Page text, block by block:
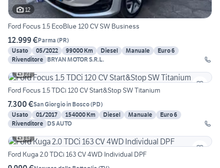
12
Ford Focus 1.5 EcoBlue 120 CV SW Business
12.999 €Parma (PR)
Usato
05/2022 99000 Km Diesel Manuale
Euro 6
Rivenditore BRYAN MOTOR S.R.L.
21
Ford Focus 1.5 TDCi 120 CV Start&Stop SW Titanium
7.300 €San Giorgio in Bosco(PD)
Usato
01/2017 154000 Km Diesel Manuale
Euro 6
Rivenditore DS AUTO
13
Ford Kuga 2.0 TDCi 163 CV 4WD Individual DPF